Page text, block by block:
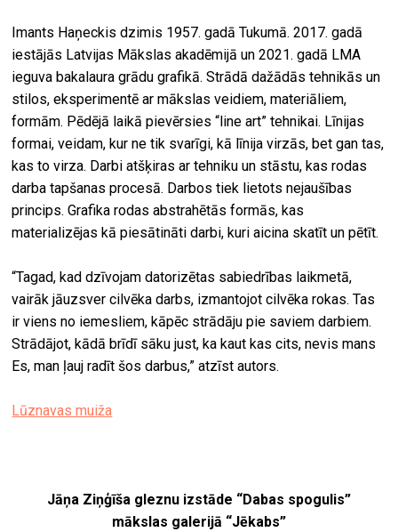
Imants Haņeckis dzimis 1957. gadā Tukumā. 2017. gadā
iestājās Latvijas Mākslas akadēmijā un 2021. gadā LMA
ieguva bakalaura grādu grafikā. Strādā dažādās tehnikās un
stilos, eksperimentē ar mākslas veidiem, materiāliem,
formām. Pēdējā laikā pievērsies “line art” tehnikai. Līnijas
formai, veidam, kur ne tik svarīgi, kā līnija virzās, bet gan tas,
kas to virza. Darbi atšķiras ar tehniku un stāstu, kas rodas
darba tapšanas procesā. Darbos tiek lietots nejaušības
princips. Grafika rodas abstrahētās formās, kas
materializējas kā piesātināti darbi, kuri aicina skatīt un pētīt.
“Tagad, kad dzīvojam datorizētas sabiedrības laikmetā,
vairāk jāuzsver cilvēka darbs, izmantojot cilvēka rokas. Tas
ir viens no iemesliem, kāpēc strādāju pie saviem darbiem.
Strādājot, kādā brīdī sāku just, ka kaut kas cits, nevis mans
Es, man ļauj radīt šos darbus,” atzīst autors.
Lūznavas muiža
Jāņa Ziņģīša gleznu izstāde “Dabas spogulis”
mākslas galerijā “Jēkabs”